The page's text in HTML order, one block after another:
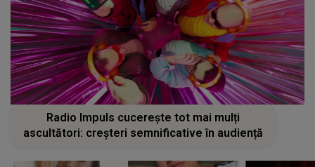
Radio Impuls cucerește tot mai mulți
ascultători: creșteri semnificative în audiență